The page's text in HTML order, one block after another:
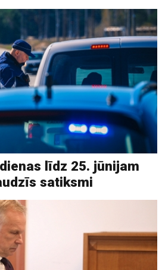
līdz 25. jūnijam
satiksmi